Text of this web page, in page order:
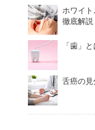
ホワイ
徹底解説
「歯」
舌癌の